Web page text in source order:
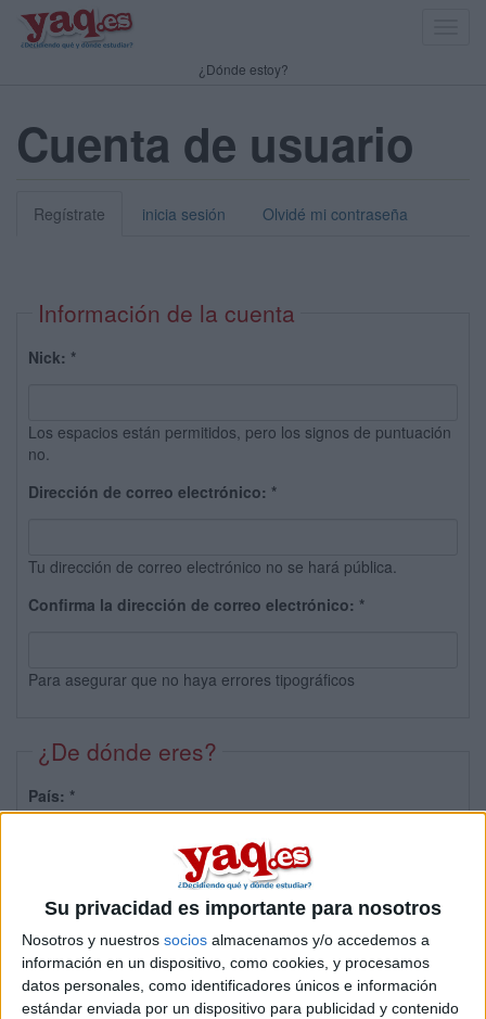
Su privacidad es importante para nosotros
Nosotros y nuestros socios almacenamos y/o accedemos a
información en un dispositivo, como cookies, y procesamos
datos personales, como identificadores únicos e información
estándar enviada por un dispositivo para publicidad y contenido
¿Dónde estoy?
Cuenta de usuario
Regístrate inicia sesión Olvidé mi contraseña
Información de la cuenta
Nick: *
Los espacios están permitidos, pero los signos de puntuación
no.
Dirección de correo electrónico: *
Tu dirección de correo electrónico no se hará pública.
Confirma la dirección de correo electrónico: *
Para asegurar que no haya errores tipográficos
¿De dónde eres?
País: *
Sobre ti